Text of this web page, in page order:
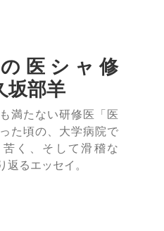
医シャ修
部羊
満たない研修医「医
た頃の、大学病院で
く、そして滑稽な
返るエッセイ。